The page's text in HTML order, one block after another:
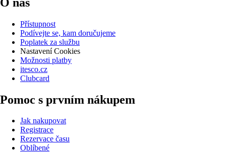
Přístupnost
Podívejte se, kam doručujeme
Poplatek za službu
Nastavení Cookies
Možnosti platby
itesco.cz
Clubcard
Pomoc s prvním nákupem
Jak nakupovat
Registrace
Rezervace času
Oblíbené